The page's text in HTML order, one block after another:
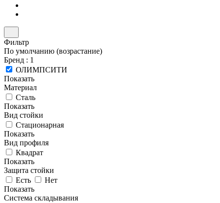
Фильтр
По умолчанию (возрастание)
Бренд : 1
ОЛИМПСИТИ
Показать
Материал
Сталь
Показать
Вид стойки
Стационарная
Показать
Вид профиля
Квадрат
Показать
Защита стойки
Есть
Нет
Показать
Система складывания